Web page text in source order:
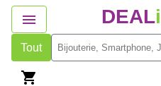
DEALi
Tout